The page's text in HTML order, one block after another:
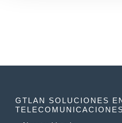
GTLAN SOLUCIONES